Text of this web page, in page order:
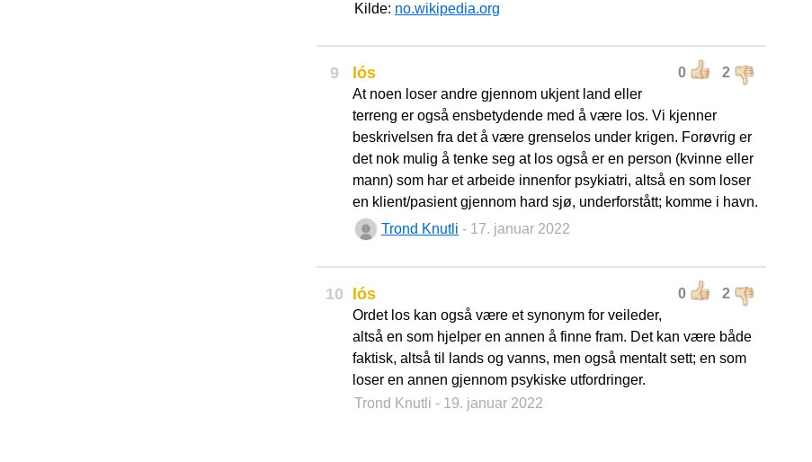
Kilde: no.wikipedia.org
9 0 2
lós
At noen loser andre gjennom ukjent land eller
terreng er også ensbetydende med å være los. Vi kjenner
beskrivelsen fra det å være grenselos under krigen. Forøvrig er
det nok mulig å tenke seg at los også er en person (kvinne eller
mann) som har et arbeide innenfor psykiatri, altså en som loser
en klient/pasient gjennom hard sjø, underforstått; komme i havn.
Trond Knutli - 17. januar 2022
10 0 2
lós
Ordet los kan også være et synonym for veileder,
altså en som hjelper en annen å finne fram. Det kan være både
faktisk, altså til lands og vanns, men også mentalt sett; en som
loser en annen gjennom psykiske utfordringer.
Trond Knutli - 19. januar 2022